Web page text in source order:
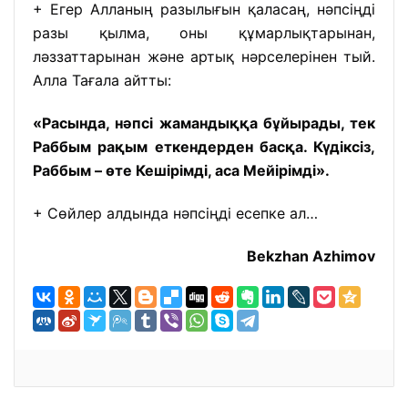
+ Егер Алланың разылығын қаласаң, нәпсіңді
разы қылма, оны құмарлықтарынан,
ләззаттарынан және артық нәрселерінен тый.
Алла Тағала айтты:
«Расында, нәпсі жамандыққа бұйырады, тек
Раббым рақым еткендерден басқа. Күдіксіз,
Раббым – өте Кешірімді, аса Мейірімді».
+ Сөйлер алдында нәпсіңді есепке ал…
Bekzhan Azhimov